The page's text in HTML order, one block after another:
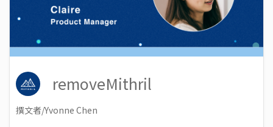
removeMithril
撰文者/Yvonne Chen